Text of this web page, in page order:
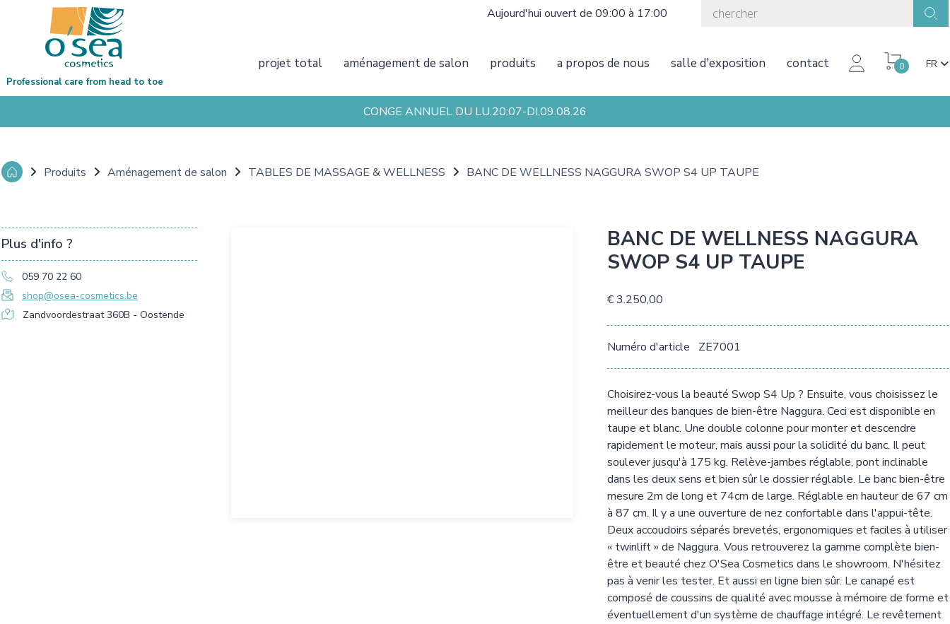
Aujourd'hui ouvert de 09:00 à 17:00
projet total aménagement de salon produits a propos de nous salle d'exposition contact 0 FR
Professional care from head to toe
CONGE ANNUEL DU LU.20:07-DI.09.08.26
Produits Aménagement de salon TABLES DE MASSAGE & WELLNESS BANC DE WELLNESS NAGGURA SWOP S4 UP TAUPE
Plus d'info ?
059 70 22 60
shop@osea-cosmetics.be
Zandvoordestraat 360B - Oostende
BANC DE WELLNESS NAGGURA
SWOP S4 UP TAUPE
€ 3.250,00
Numéro d'article ZE7001
Choisirez-vous la beauté Swop S4 Up ? Ensuite, vous choisissez le
meilleur des banques de bien-être Naggura. Ceci est disponible en
taupe et blanc. Une double colonne pour monter et descendre
rapidement le moteur, mais aussi pour la solidité du banc. Il peut
soulever jusqu'à 175 kg. Relève-jambes réglable, pont inclinable
dans les deux sens et bien sûr le dossier réglable. Le banc bien-être
mesure 2m de long et 74cm de large. Réglable en hauteur de 67 cm
à 87 cm. Il y a une ouverture de nez confortable dans l'appui-tête.
Deux accoudoirs séparés brevetés, ergonomiques et faciles à utiliser
« twinlift » de Naggura. Vous retrouverez la gamme complète bien-
être et beauté chez O'Sea Cosmetics dans le showroom. N'hésitez
pas à venir les tester. Et aussi en ligne bien sûr. Le canapé est
composé de coussins de qualité avec mousse à mémoire de forme et
éventuellement d'un système de chauffage intégré. Le revêtement